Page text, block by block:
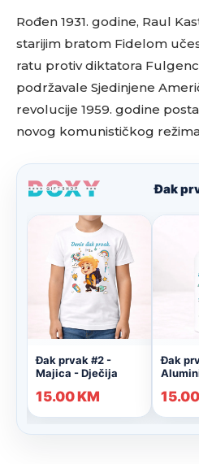
Rođen 1931. godine, Raul
starijim bratom Fidelom
ratu protiv diktatora
podržavale Sjedinjene
revolucije 1959. godine
novog komunističkog